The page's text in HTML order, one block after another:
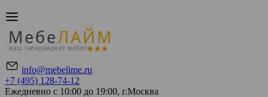
МебеЛАЙМ
ваш гипермаркет мебели
info@mebelime.ru
+7 (495) 128-74-12
Ежедневно с 10:00 до 19:00, г.Москва